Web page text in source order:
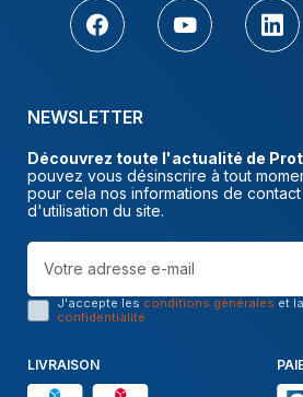
NEWSLETTER
Découvrez toute l'actualité de
pouvez vous désinscrire à tout
pour cela nos informations de
d'utilisation du site.
J'accepte les conditions générales et la
confidentialité
LIVRAISON